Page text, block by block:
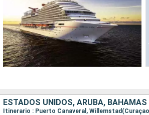
ESTADOS UNIDOS, ARUBA, BAHAMAS
Itinerario : Puerto Canaveral,